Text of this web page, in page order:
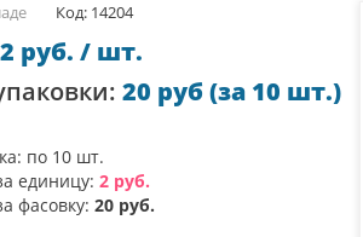
Код: 14204
2 руб. / шт.
20 руб (за 10 шт.)
по 10 шт.
единицу: 2 руб.
фасовку: 20 руб.